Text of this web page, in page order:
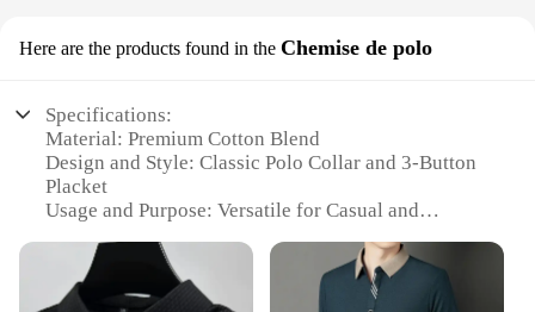
Here are the products found in the Chemise de polo
Specifications:
Material: Premium Cotton Blend
Design and Style: Classic Polo Collar and 3-Button
Placket
Usage and Purpose: Versatile for Casual and
Shape and Size: Slim Fit for a Modern Look
Performance and Property: Breathable Fabric for
Comfort